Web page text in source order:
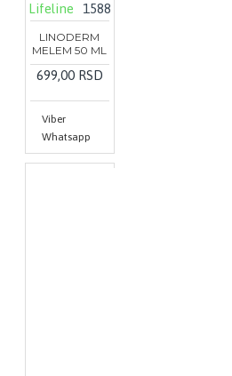
Lifeline 1588
LINODERM
MELEM 50 ML
699,00 RSD
Viber
Whatsapp